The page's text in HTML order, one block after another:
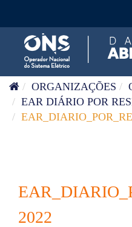
ORGANIZAÇÕES
EAR DIÁRIO POR
2022